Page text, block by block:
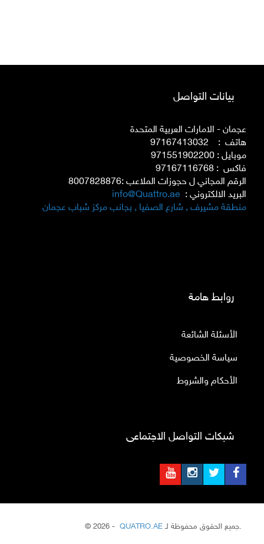
بيانات التواصل
عجمان - الامارات العربية المتحدة
هاتف : 97167413032
موبايل : 971551902200
فاكس : 97167116768
الرقم المجاني ل حجوزات الملاعب :8007828876
البريد الالكتروني : info@Quattro.ae
منطقة مشيرف , شارع الصفيا , بجانب مركز شباب عجمان
روابط هامة
الأسئلة الشائعة
سياسة الخصوصية
الأحكام والشروط
شبكات التواصل الاجتماعى
© 2026 - جميع الحقوق محفوظة لـQUATRO.AE .